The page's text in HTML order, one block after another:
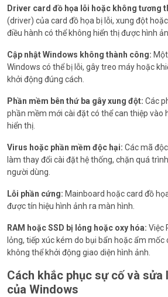
Driver card đồ họa lỗi hoặc không tương
(driver) của card đồ họa bị lỗi, xung đột
điều hành có thể không hiển thị được hình
Cập nhật Windows không thành công:
Windows có thể bị lỗi, gây treo máy hoặc
khởi động đúng cách.
Phần mềm bên thứ ba gây xung đột: Các
phần mềm mới cài đặt có thể can thiệp vào
hiển thị.
Virus hoặc phần mềm độc hại: Các mã
làm thay đổi cài đặt hệ thống, chặn quá
người dùng.
Lỗi phần cứng: Mainboard hoặc card đồ
được tín hiệu hình ảnh ra màn hình.
RAM hoặc SSD bị lỏng hoặc oxy hóa: Việc
lỏng, tiếp xúc kém do bụi bẩn hoặc ẩm mốc
không thể khởi động giao diện hình ảnh.
Cách khắc phục sự cố và sửa
của Windows